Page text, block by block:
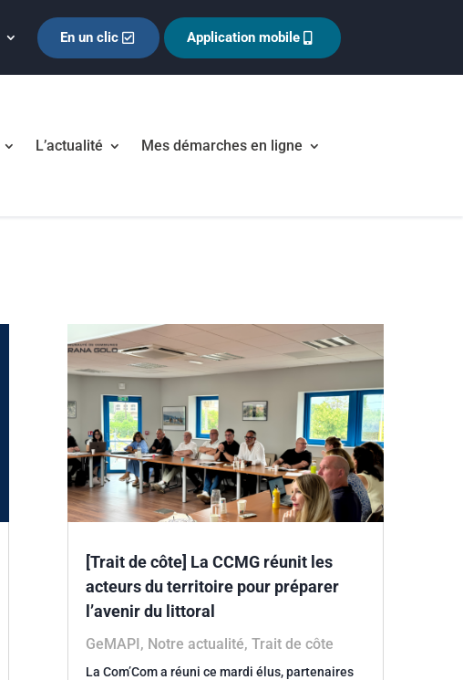
En un clic Application mobile
L’actualité Mes démarches en ligne
[Trait de côte] La CCMG réunit les
acteurs du territoire pour préparer
l’avenir du littoral
GeMAPI, Notre actualité, Trait de côte
La Com’Com a réuni ce mardi élus, partenaires